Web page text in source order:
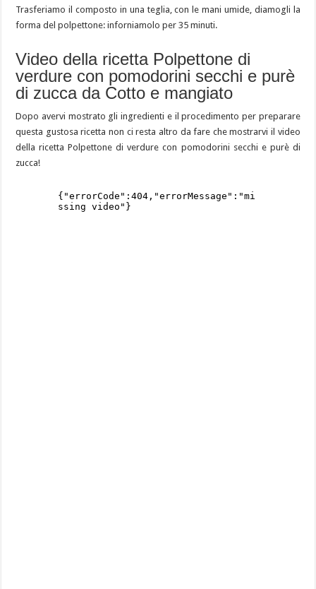
Trasferiamo il composto in una teglia, con le mani umide, diamogli la
forma del polpettone: inforniamolo per 35 minuti.
Video della ricetta Polpettone di
verdure con pomodorini secchi e purè
di zucca da Cotto e mangiato
Dopo avervi mostrato gli ingredienti e il procedimento per preparare
questa gustosa ricetta non ci resta altro da fare che mostrarvi il video
della ricetta Polpettone di verdure con pomodorini secchi e purè di
zucca!